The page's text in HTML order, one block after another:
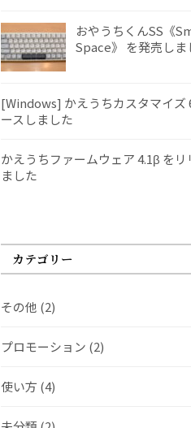
おやうちくんSS《
Space》 を発売しま
[Windows] かえうちカスタマイズ
ースしました
かえうちファームウェア 4.1β をリ
ました
カテゴリー
その他 (2)
プロモーション (2)
使い方 (4)